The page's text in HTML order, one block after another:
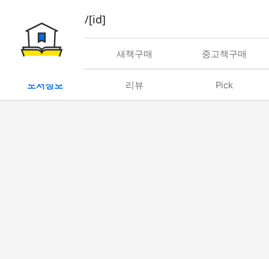
book/rent/[id]
대여 새책구매 중고책구매
도서정보 리뷰 Pick